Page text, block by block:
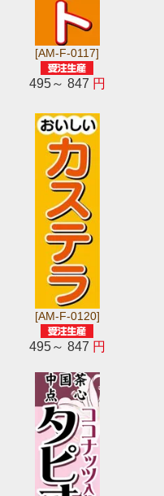
[AM-F-0117]
495～ 847 円
[AM-F-0120]
495～ 847 円